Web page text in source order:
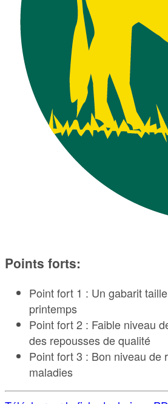
Points forts:
Point fort 1 : Un gabarit
printemps
Point fort 2 : Faible niveau
des repousses de qualité
Point fort 3 : Bon niveau de
maladies